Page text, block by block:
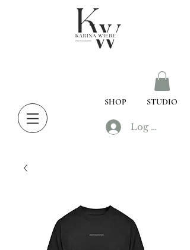
SHOP STUDIO
Log In